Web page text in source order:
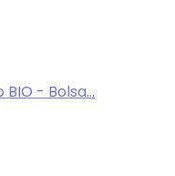
- Bolsa...